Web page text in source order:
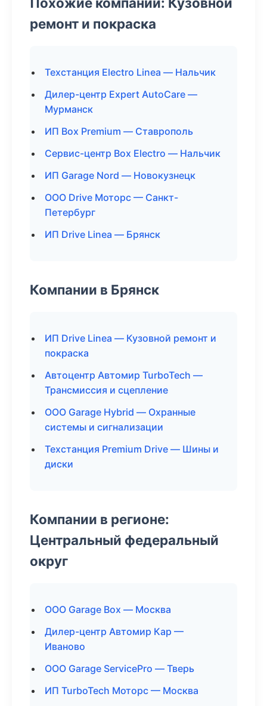
ремонт и покраска
Техстанция Electro Linea — Нальчик
Дилер-центр Expert AutoCare —
Мурманск
ИП Box Premium — Ставрополь
Сервис-центр Box Electro — Нальчик
ИП Garage Nord — Новокузнецк
ООО Drive Моторс — Санкт-
Петербург
ИП Drive Linea — Брянск
Компании в Брянск
ИП Drive Linea — Кузовной ремонт и
покраска
Автоцентр Автомир TurboTech —
Трансмиссия и сцепление
ООО Garage Hybrid — Охранные
системы и сигнализации
Техстанция Premium Drive — Шины и
диски
Компании в регионе:
Центральный федеральный
округ
ООО Garage Box — Москва
Дилер-центр Автомир Кар —
Иваново
ООО Garage ServicePro — Тверь
ИП TurboTech Моторс — Москва